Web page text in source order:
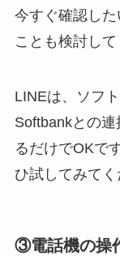
今すぐ確認し
ことも検討して
LINEは、ソフ
Softbankとの
るだけでOKで
ひ試してみてく
③電話機の操